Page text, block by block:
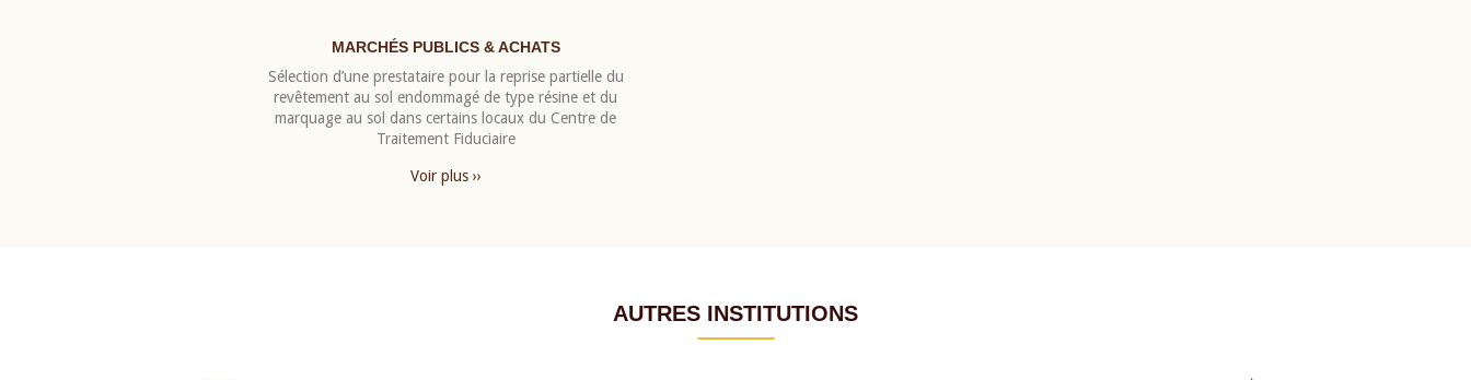
MARCHÉS PUBLICS & ACHATS
Sélection d’une prestataire pour la reprise partielle du
revêtement au sol endommagé de type résine et du
marquage au sol dans certains locaux du Centre de
Traitement Fiduciaire
Voir plus ››
AUTRES INSTITUTIONS